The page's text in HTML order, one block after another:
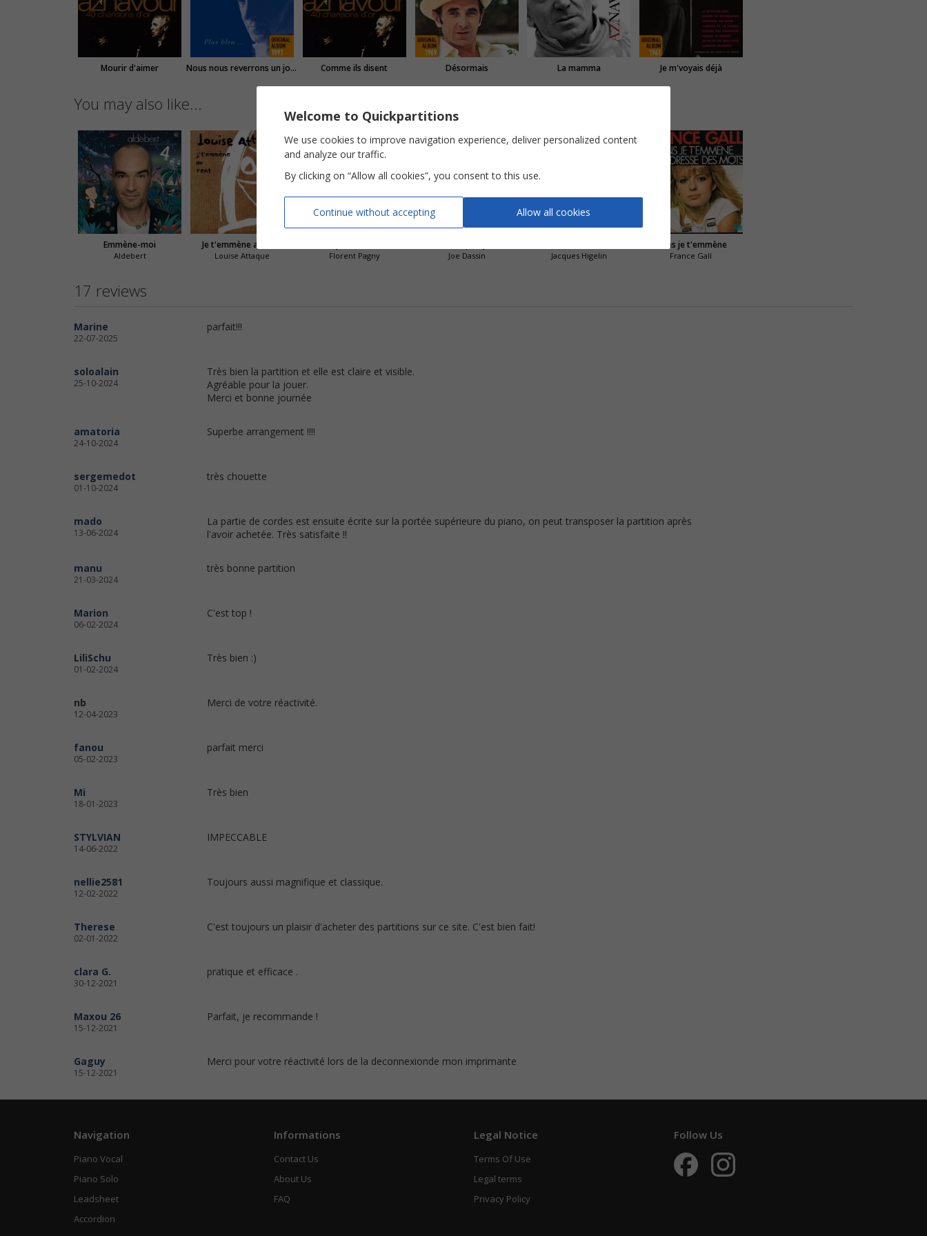
Mourir d'aimer Nous nous reverrons un jour ou l'autre Comme ils disent Désormais La mamma Je m'voyais déjà
You may also like...
Emmène-moi
Aldebert
Je t'emmène au vent
Louise Attaque Florent Pagny Joe Dassin Jacques Higelin
Viens je t'emmène
France Gall
17 reviews
Marine
22-07-2025
parfait!!!
soloalain
25-10-2024
Très bien la partition et elle est claire et visible.
Agréable pour la jouer.
Merci et bonne journée
amatoria
24-10-2024
Superbe arrangement !!!!
sergemedot
01-10-2024
très chouette
mado
13-06-2024
La partie de cordes est ensuite écrite sur la portée supérieure du piano, on peut transposer la partition après
l'avoir achetée. Très satisfaite !!
manu
21-03-2024
très bonne partition
Marion
06-02-2024
C'est top !
LiliSchu
01-02-2024
Très bien :)
nb
12-04-2023
Merci de votre réactivité.
fanou
05-02-2023
parfait merci
Mi
18-01-2023
Très bien
STYLVIAN
14-06-2022
IMPECCABLE
nellie2581
12-02-2022
Toujours aussi magnifique et classique.
Therese
02-01-2022
C'est toujours un plaisir d'acheter des partitions sur ce site. C'est bien fait!
clara G.
30-12-2021
pratique et efficace .
Maxou 26
15-12-2021
Parfait, je recommande !
Gaguy
15-12-2021
Merci pour votre réactivité lors de la deconnexionde mon imprimante
Navigation
Piano Vocal
Piano Solo
Leadsheet
Accordion
Informations
Contact Us
About Us
FAQ
Legal Notice
Terms Of Use
Legal terms
Privacy Policy
Follow Us
Welcome to Quickpartitions
We use cookies to improve navigation experience, deliver personalized content
and analyze our traffic.
By clicking on “Allow all cookies”, you consent to this use.
Continue without accepting Allow all cookies